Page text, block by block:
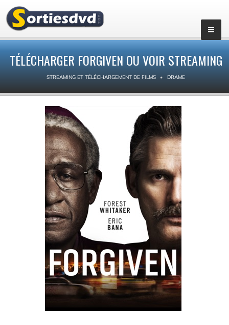
TÉLÉCHARGER FORGIVEN OU VOIR STREAMING
STREAMING ET TÉLÉCHARGEMENT DE FILMS DRAME